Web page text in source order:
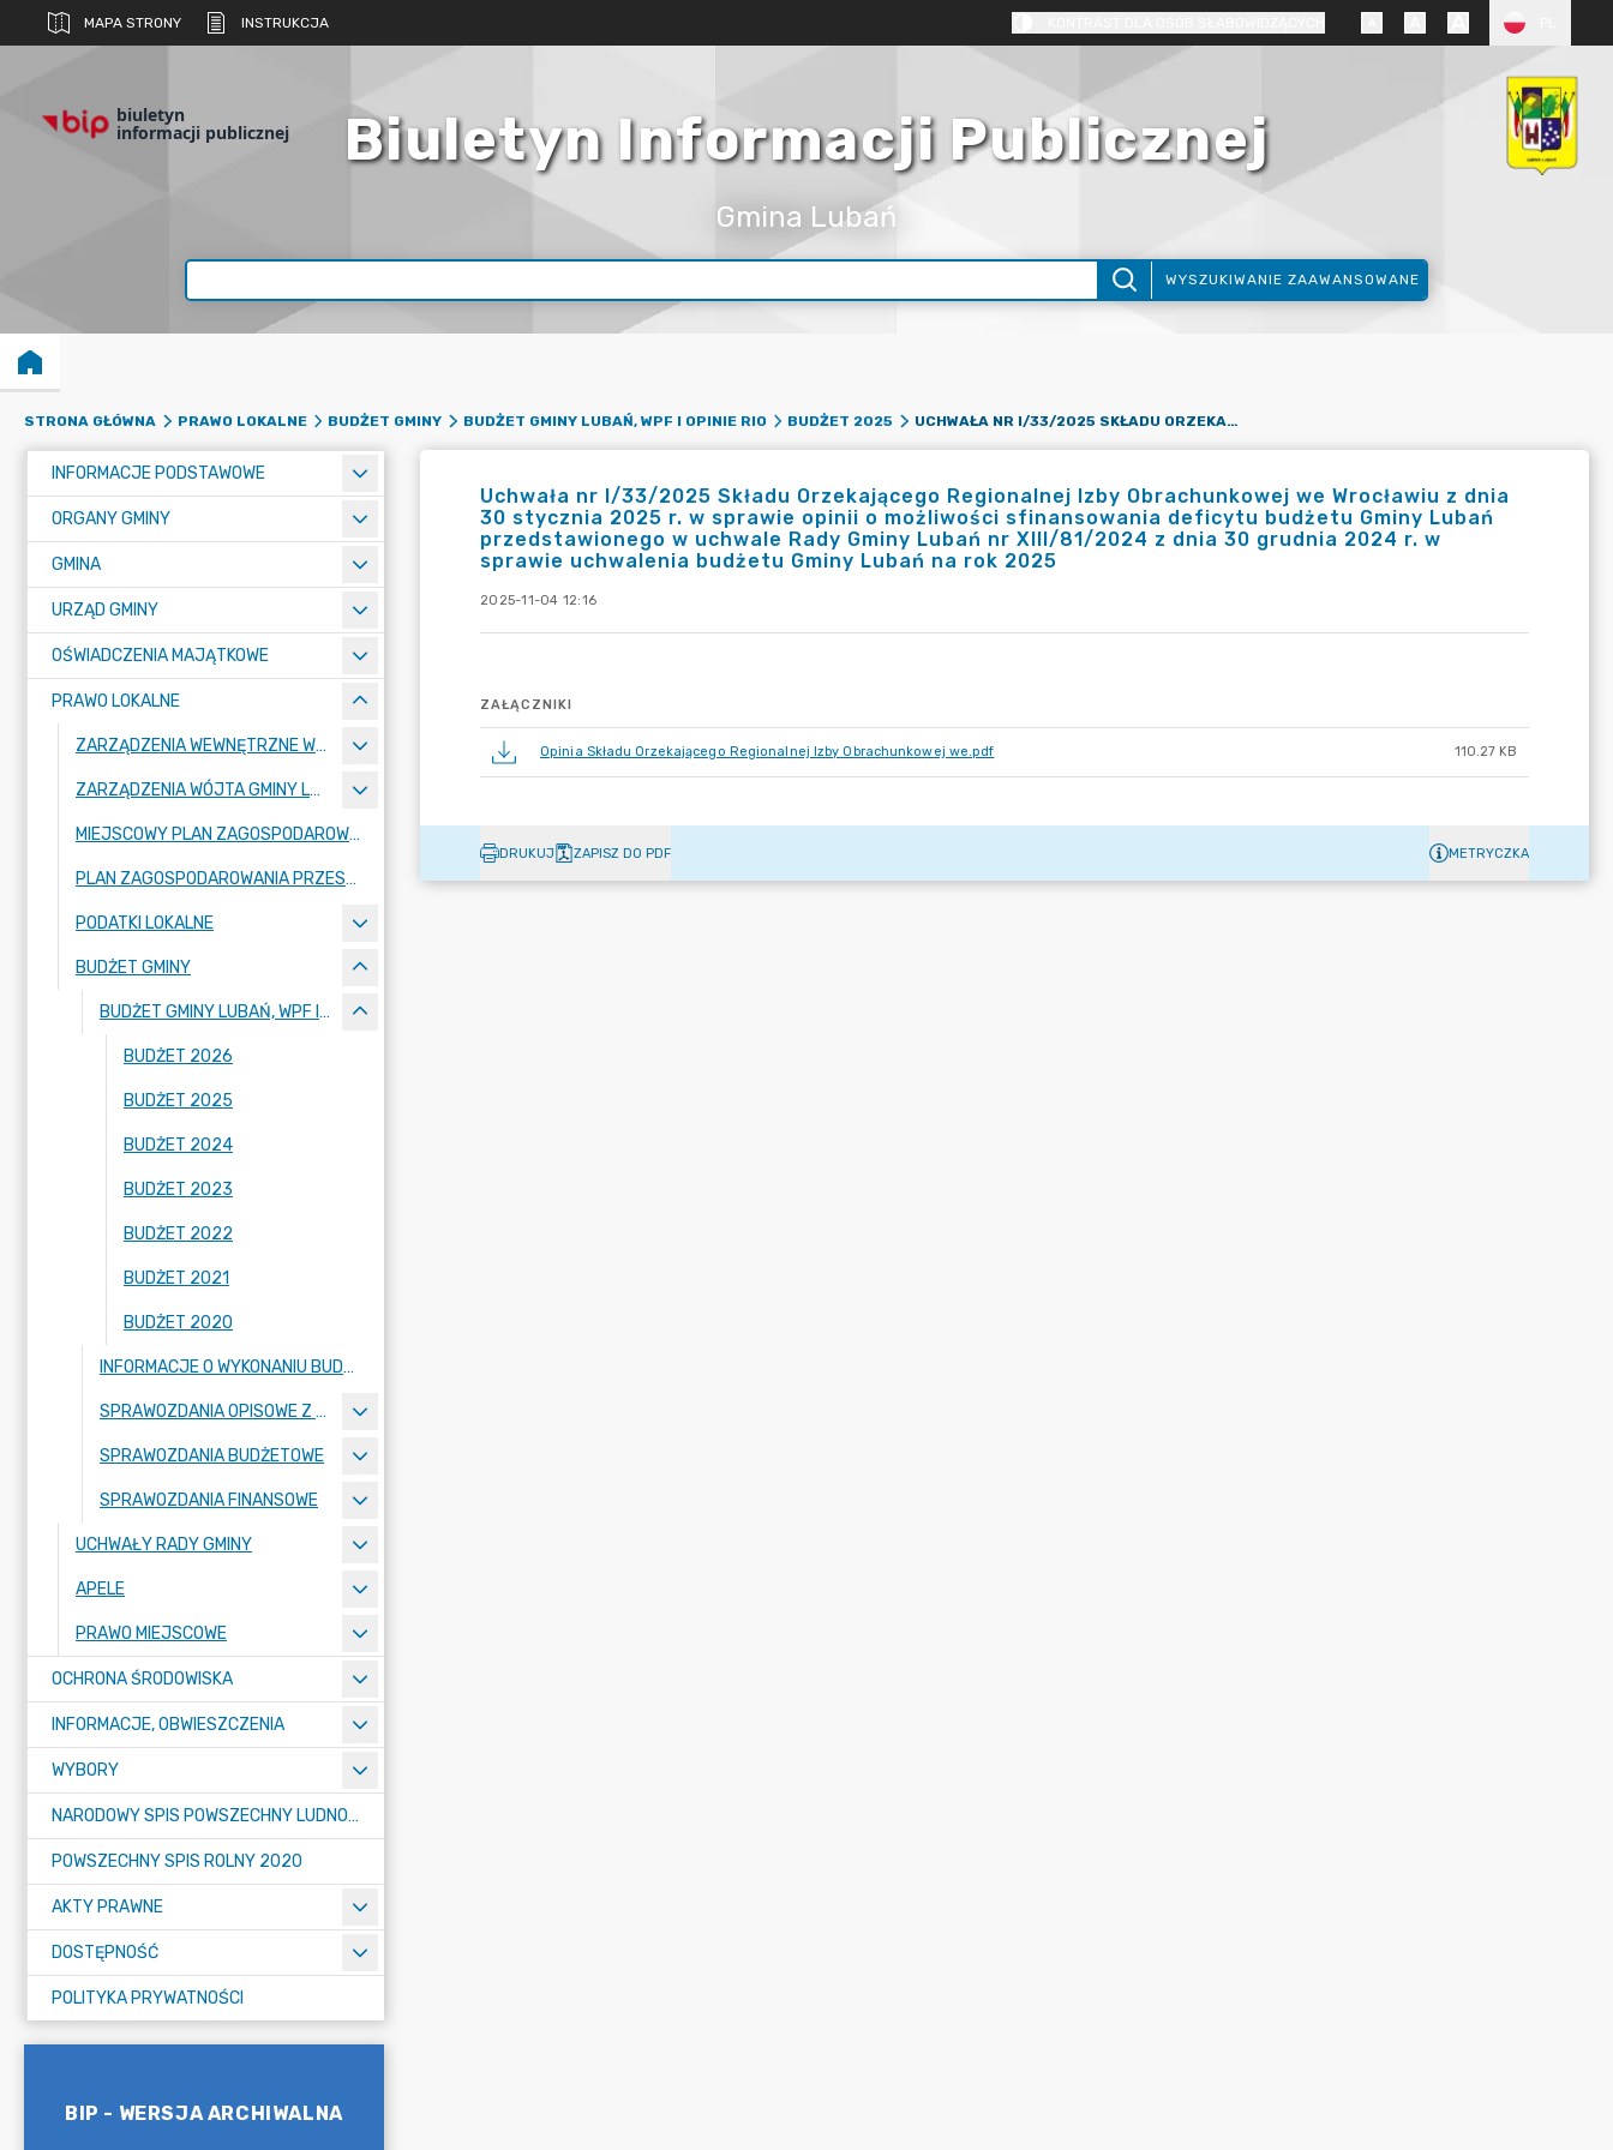
MAPA STRONY INSTRUKCJA
biuletyn
informacji publicznej Biuletyn Informacji Publicznej
Gmina Lubań
WYSZUKIWANIE ZAAWANSOWANE
STRONA GŁÓWNA PRAWO LOKALNE BUDŻET GMINY BUDŻET GMINY LUBAŃ, WPF I OPINIE RIO BUDŻET 2025 UCHWAŁA NR I/33/2025 SKŁADU ORZEKAJĄCEGO REGIONALNEJ IZBY OBRACHUNKOWEJ WE WROCŁAWIU Z DNIA 30 STYCZNIA 2025 R. W SPRAWIE OPINII O MOŻLIWOŚCI SFINANSOWANIA DEFICYTU BUDŻETU GMINY LUBAŃ PRZEDSTAWIONEGO W UCHWALE RADY GMINY LUBAŃ NR XIII/81/2024 Z DNIA 30 GRUDNIA 2024 R. W SPRAWIE UCHWALENIA BUDŻETU GMINY LUBAŃ NA ROK 2025
INFORMACJE PODSTAWOWE
ORGANY GMINY
GMINA
URZĄD GMINY
OŚWIADCZENIA MAJĄTKOWE
PRAWO LOKALNE
ZARZĄDZENIA WEWNĘTRZNE WÓJTA GMINY LUBAŃ
ZARZĄDZENIA WÓJTA GMINY LUBAŃ
MIEJSCOWY PLAN ZAGOSPODAROWANIA PRZESTRZENNEGO
PLAN ZAGOSPODAROWANIA PRZESTRZENNEGO
PODATKI LOKALNE
BUDŻET GMINY
BUDŻET GMINY LUBAŃ, WPF I OPINIE RIO
BUDŻET 2026
BUDŻET 2025
BUDŻET 2024
BUDŻET 2023
BUDŻET 2022
BUDŻET 2021
BUDŻET 2020
INFORMACJE O WYKONANIU BUDŻETU
SPRAWOZDANIA OPISOWE Z WYKONANIA BUDŻETU
SPRAWOZDANIA BUDŻETOWE
SPRAWOZDANIA FINANSOWE
UCHWAŁY RADY GMINY
APELE
PRAWO MIEJSCOWE
OCHRONA ŚRODOWISKA
INFORMACJE, OBWIESZCZENIA
WYBORY
NARODOWY SPIS POWSZECHNY LUDNOŚCI I MIESZKAŃ W 2021
POWSZECHNY SPIS ROLNY 2020
AKTY PRAWNE
DOSTĘPNOŚĆ
POLITYKA PRYWATNOŚCI
BIP - WERSJA ARCHIWALNA
Uchwała nr I/33/2025 Składu Orzekającego Regionalnej Izby Obrachunkowej we Wrocławiu z dnia
30 stycznia 2025 r. w sprawie opinii o możliwości sfinansowania deficytu budżetu Gminy Lubań
przedstawionego w uchwale Rady Gminy Lubań nr XIII/81/2024 z dnia 30 grudnia 2024 r. w
sprawie uchwalenia budżetu Gminy Lubań na rok 2025
2025-11-04 12:16
ZAŁĄCZNIKI
Opinia Składu Orzekającego Regionalnej Izby Obrachunkowej we.pdf 110.27 KB
DRUKUJ ZAPISZ DO PDF METRYCZKA